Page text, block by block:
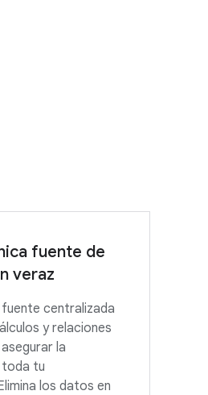
fuente de
veraz
centralizada
y relaciones
la
toda tu
los datos en